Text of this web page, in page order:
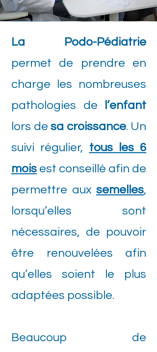
La Podo-Pédiatrie
permet de prendre en
charge les nombreuses
pathologies de
l’enfant
lors de sa croissance. Un
suivi régulier, tous les 6
mois est conseillé afin de
permettre aux semelles,
lorsqu’elles sont
nécessaires, de pouvoir
être renouvelées afin
qu’elles soient le plus
adaptées possible.
Beaucoup de